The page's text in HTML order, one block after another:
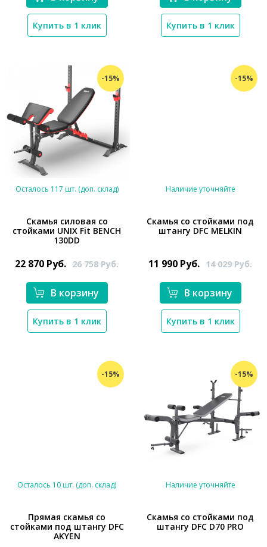
Купить в 1 клик Купить в 1 клик
-15%
*}
Осталось 117 шт. (доп. склад)
Скамья силовая со
стойками UNIX Fit BENCH
130DD
22 870 Руб. 26 758Руб.
В корзину
Купить в 1 клик
-15%
*}
Наличие уточняйте
Скамья со стойками под
штангу DFC MELKIN
11 990 Руб. 14 029Руб.
В корзину
Купить в 1 клик
-15%
*}
Осталось 10 шт. (доп. склад)
Прямая скамья со
стойками под штангу DFC
AKYEN
-15%
Наличие уточняйте
Скамья со стойками под
штангу DFC D70 PRO